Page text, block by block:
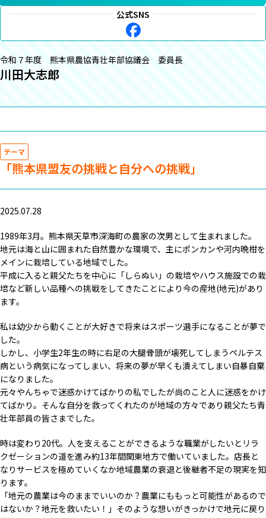
公式SNS
令和７年度 熊本県農協青壮年部協議会 委員長
川田大志郎
テーマ
「熊本県盟友の挑戦と自分への挑戦」
2025.07.28
1989年3月。熊本県天草市深海町の農家の次男として生まれました。
地元は海と山に囲まれた自然豊かな環境で、主にポンカンや河内晩柑を
メインに栽培している地域でした。
平成に入ると親父たちを中心に「しらぬい」の栽培やハウス施設での栽
培など新しい品種への挑戦をしてきたことにより今の産地(地元)があり
ます。
私は幼少から動くことが大好きで将来はスポーツ選手になることが夢で
した。
しかし、小学生2年生の時に右足の大腿骨頭が壊死してしまうペルテス
病という病気になってしまい、将来の夢が早くも潰えてしまい自暴自棄
になりました。
元々やんちゃで迷惑かけてばかりの私でしたが尚のこと人に迷惑をかけ
てばかり。そんな自分を救ってくれたのが地域の方々であり親父たち青
壮年部員の皆さまでした。
時は変わり20代。人を支えることができるような職業がしたいとリラ
クゼーションの道を進み約13年間関東地方で働いていました。店長と
なりサービスを極めていくなか地域農業の衰退と後継者不足の現実を知
ります。
「地元の農業は今のままでいいのか？農業にももっと可能性があるので
はないか？地元を救いたい！」そのような想いがきっかけで地元に戻り